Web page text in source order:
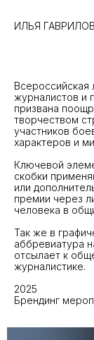
ИЛЬЯ ГАВРИЛОВ
Всероссийская
журналистов и
призвана
творчеством
участников
характеров и
Ключевой
скобки
или
премии через
человека в
Так же в
аббревиатура
отсылает к
журналистике.
2025
Брендинг